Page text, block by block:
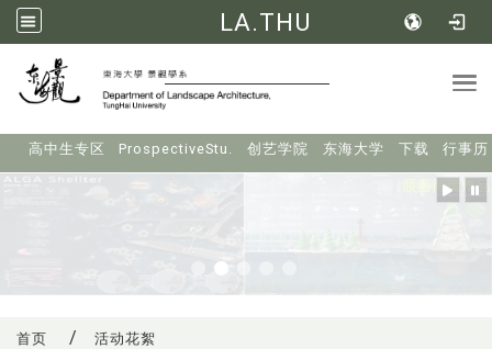
LA.THU
高中生专区 ProspectiveStu. 创艺学院 东海大学 下载 行事历
首页 活动花絮